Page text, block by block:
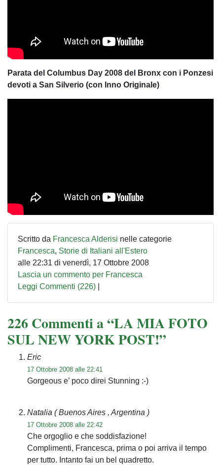
Parata del Columbus Day 2008 del Bronx con i Ponzesi
devoti a San Silverio (con Inno Originale)
Scritto da Francesca Alderisi nelle categorie
Francesca, Storie di Italiani all'Estero
alle 22:31 di venerdì, 17 Ottobre 2008
Lascia un commento per Francesca
Leggi Commenti (226)
226 Commenti a “LA MIA FOTO
SUL NEW YORK POST!”
Eric
17 Ottobre 2008 alle 22:41
Gorgeous e’ poco direi Stunning :-)
Natalia ( Buenos Aires , Argentina )
17 Ottobre 2008 alle 22:42
Che orgoglio e che soddisfazione!
Complimenti, Francesca, prima o poi arriva il tempo
per tutto. Intanto fai un bel quadretto.